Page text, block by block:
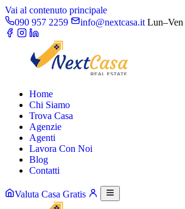
Vai al contenuto principale
090 957 2259
info@nextcasa.it Lun–Ven
Home
Chi Siamo
Trova Casa
Agenzie
Agenti
Lavora Con Noi
Blog
Contatti
Valuta Casa Gratis